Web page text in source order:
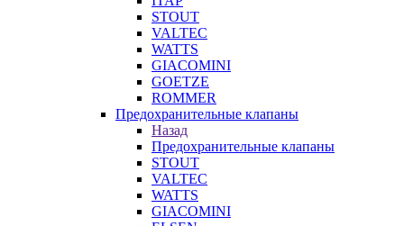
STOUT
VALTEC
WATTS
GIACOMINI
GOETZE
ROMMER
Предохранительные клапаны
Назад
Предохранительные клапаны
STOUT
VALTEC
WATTS
GIACOMINI